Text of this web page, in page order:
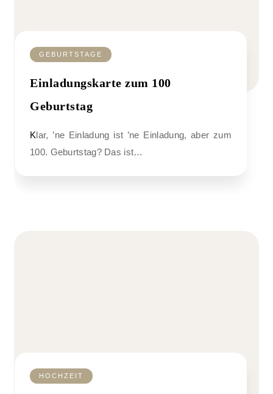
GEBURTSTAGE
Einladungskarte zum 100
Geburtstag
Klar, ’ne Einladung ist ’ne Einladung, aber zum
100. Geburtstag? Das ist…
HOCHZEIT